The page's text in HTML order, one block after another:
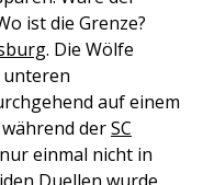
ist die Grenze?
. Die Wölfe
unteren
auf einem
derSC
einmal nicht in